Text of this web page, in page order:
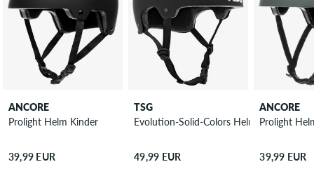
ANCORE
Prolight Helm Kinder
39,99 EUR
TSG
Evolution-Solid-Colors Helm Kinder
49,99 EUR
ANCORE
39,99 EUR